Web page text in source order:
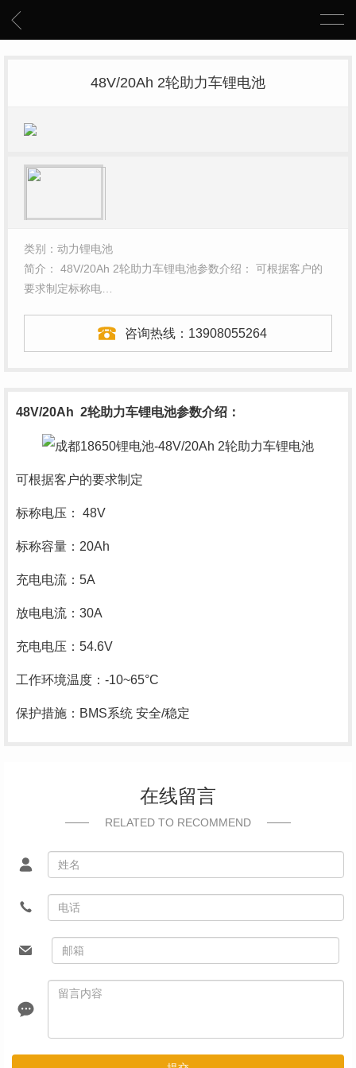
48V/20Ah 2轮助力车锂电池
类别：动力锂电池
简介： 48V/20Ah 2轮助力车锂电池参数介绍： 可根据客户的
要求制定标称电…
咨询热线： 13908055264
48V/20Ah 2轮助力车锂电池参数介绍：
可根据客户的要求制定
标称电压： 48V
标称容量： 20Ah
充电电流：5A
放电电流：30A
充电电压：54.6V
工作环境温度：-10~65°C
保护措施：BMS系统 安全/稳定
在线留言
RELATED TO RECOMMEND